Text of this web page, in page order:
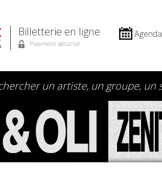
Billetterie en ligne
Paiement sécurisé
Agenda